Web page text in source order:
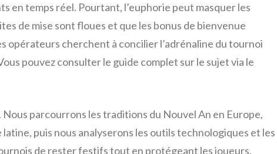
en temps réel. Pourtant, l’euphorie peut masquer les
de mise sont floues et que les bonus de bienvenue
opérateurs cherchent à concilier l’adrénaline du tournoi
pouvez consulter le guide complet sur le sujet via le
parcourrons les traditions du Nouvel An en Europe,
puis nous analyserons les outils technologiques et les
de rester festifs tout en protégeant les joueurs.